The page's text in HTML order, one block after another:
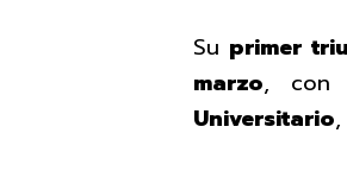
Su primer
marzo, con
Universitario